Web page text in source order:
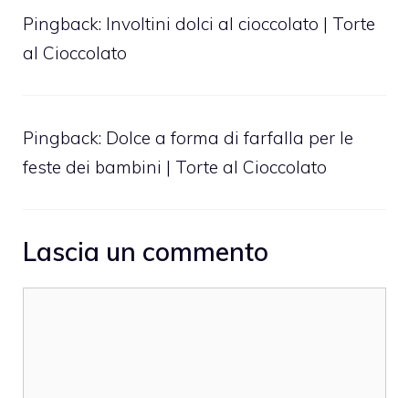
Pingback: Involtini dolci al cioccolato | Torte
al Cioccolato
Pingback: Dolce a forma di farfalla per le
feste dei bambini | Torte al Cioccolato
Lascia un commento